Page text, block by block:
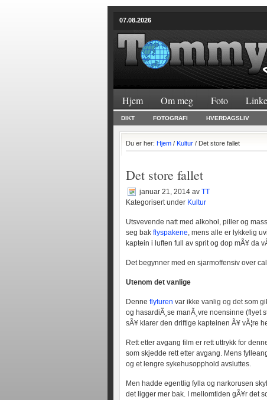
07.08.2026
Hjem Om meg Foto
DIKT FOTOGRAFI HVERDAGSLIV
Du er her: Hjem / Kultur / Det store fallet
Det store fallet
januar 21, 2014 av TT
Kategorisert under Kultur
Utsvevende natt med alkohol, piller og
seg bak flyspakene, mens alle er lykkelig
kaptein i luften full av sprit og dop mÃ¥ da
Det begynner med en sjarmoffensiv over
Utenom det vanlige
Denne flyturen var ikke vanlig og det som
og hasardiÃ¸se manÃ¸vre noensinne
sÃ¥ klarer den driftige kapteinen Ã¥ vÃ¦re
Rett etter avgang film er rett uttrykk for
som skjedde rett etter avgang. Mens
og et lengre sykehusopphold avsluttes.
Men hadde egentlig fylla og narkorusen
det ligger mer bak. I mellomtiden gÃ¥r det